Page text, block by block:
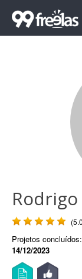
Rodrigo
Projetos concluídos:
14/12/2023